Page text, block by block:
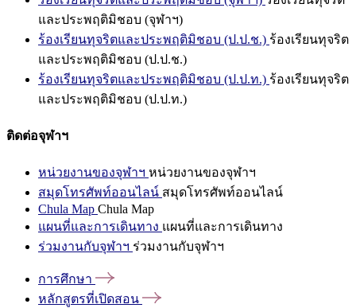
และประพฤติมิชอบ (จุฬาฯ)
ร้องเรียนทุจริตและประพฤติมิชอบ (ป.ป.ช.) ร้องเรียนทุจริต
และประพฤติมิชอบ (ป.ป.ช.)
ร้องเรียนทุจริตและประพฤติมิชอบ (ป.ป.ท.) ร้องเรียนทุจริต
และประพฤติมิชอบ (ป.ป.ท.)
ติดต่อจุฬาฯ
หน่วยงานของจุฬาฯ หน่วยงานของจุฬาฯ
สมุดโทรศัพท์ออนไลน์ สมุดโทรศัพท์ออนไลน์
Chula Map Chula Map
แผนที่และการเดินทาง แผนที่และการเดินทาง
ร่วมงานกับจุฬาฯ ร่วมงานกับจุฬาฯ
การศึกษา
หลักสูตรที่เปิดสอน